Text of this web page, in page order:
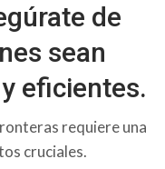
de
sean
eficientes.
requiere una
cruciales.